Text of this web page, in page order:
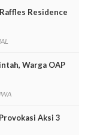
Residence
Warga OAP
Aksi 3